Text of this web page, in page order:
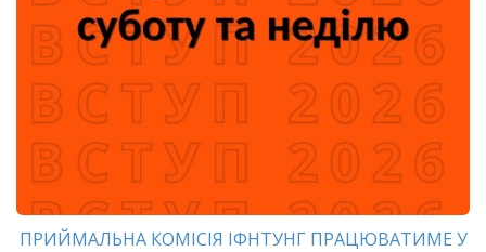
ПРИЙМАЛЬНА КОМІСІЯ ІФНТУНГ ПРАЦЮВАТИМЕ У